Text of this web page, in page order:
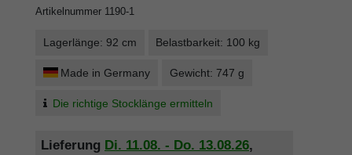
Artikelnummer 1190-1
Lagerlänge: 92 cm Belastbarkeit: 100 kg
Made in Germany Gewicht: 747 g
Die richtige Stocklänge ermitteln
Lieferung Di. 11.08. - Do. 13.08.26,